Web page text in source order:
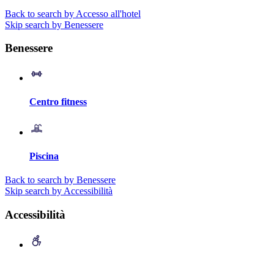
Back to search by Accesso all'hotel
Skip search by Benessere
Benessere
Centro fitness
Piscina
Back to search by Benessere
Skip search by Accessibilità
Accessibilità